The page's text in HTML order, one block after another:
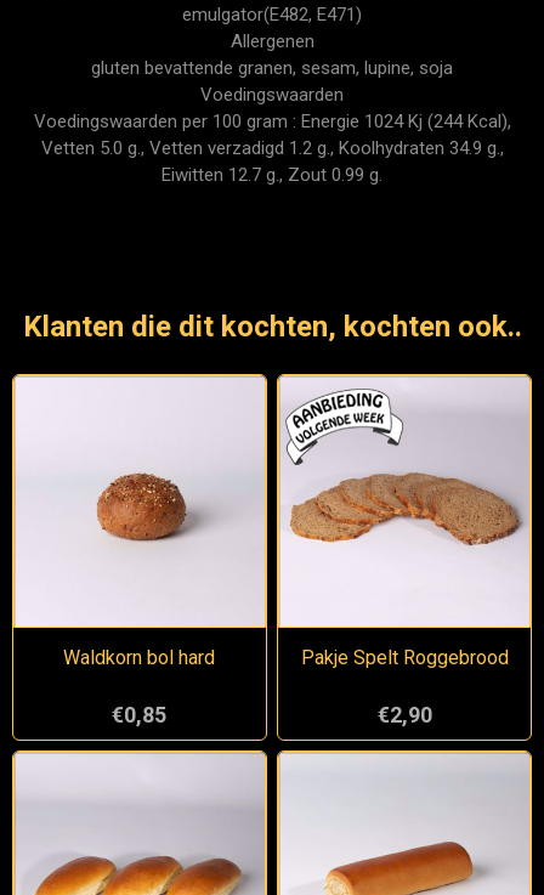
emulgator(E482, E471)
Allergenen
gluten bevattende granen, sesam, lupine, soja
Voedingswaarden
Voedingswaarden per 100 gram : Energie 1024 Kj (244 Kcal),
Vetten 5.0 g., Vetten verzadigd 1.2 g., Koolhydraten 34.9 g.,
Eiwitten 12.7 g., Zout 0.99 g.
Klanten die dit kochten, kochten ook..
Waldkorn bol hard
€0,85
Pakje Spelt Roggebrood
€2,90